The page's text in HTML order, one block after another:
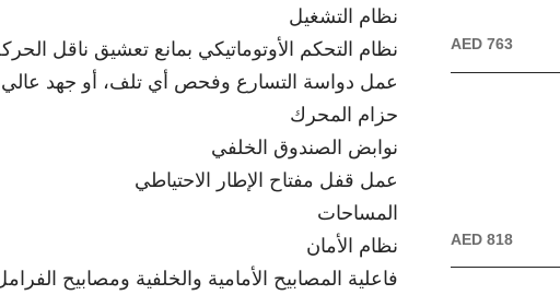
AED 763
AED 818
نظام التشغيل
نظام التحكم الأوتوماتيكي بمانع تعشيق ناقل
عمل دواسة التسارع وفحص أي تلف، أو جهد
حزام المحرك
نوابض الصندوق الخلفي
عمل قفل مفتاح الإطار الاحتياطي
المساحات
نظام الأمان
فاعلية المصابيح الأمامية والخلفية ومصابيح